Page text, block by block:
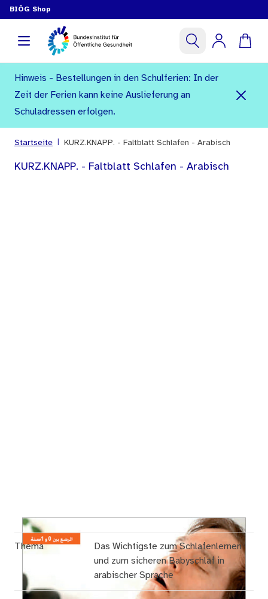
BIÖG Shop
Hinweis - Bestellungen in den Schulferien: In der
Zeit der Ferien kann keine Auslieferung an
Schuladressen erfolgen.
Startseite KURZ.KNAPP. - Faltblatt Schlafen - Arabisch
KURZ.KNAPP. - Faltblatt Schlafen - Arabisch
Thema
Das Wichtigste zum Schlafenlernen
und zum sicheren Babyschlaf in
arabischer Sprache